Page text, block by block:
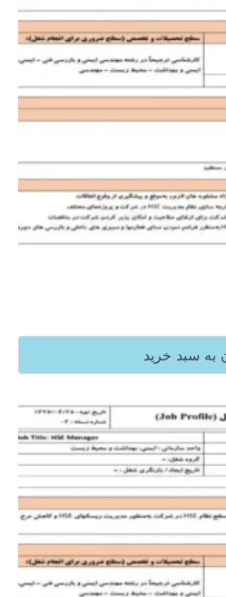
به سبد خرید